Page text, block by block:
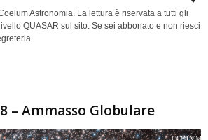
Astronomia. La lettura è riservata a tutti gli
QUASAR sul sito. Se sei abbonato e non riesci
– Ammasso Globulare